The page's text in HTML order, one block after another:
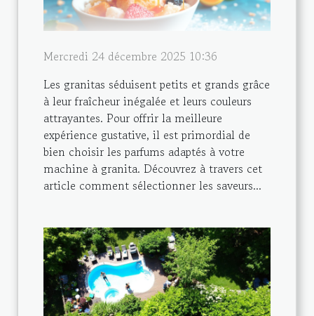
Mercredi 24 décembre 2025 10:36
Les granitas séduisent petits et grands grâce
à leur fraîcheur inégalée et leurs couleurs
attrayantes. Pour offrir la meilleure
expérience gustative, il est primordial de
bien choisir les parfums adaptés à votre
machine à granita. Découvrez à travers cet
article comment sélectionner les saveurs...